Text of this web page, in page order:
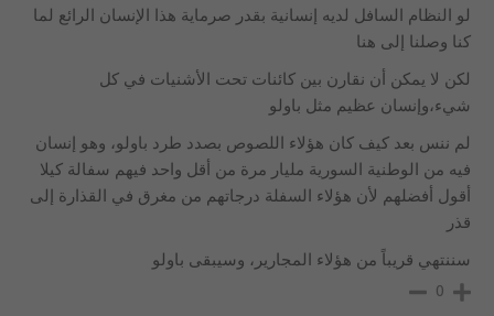
لو النظام السافل لديه إنسانية بقدر صرماية هذا الإنسان الرائع لما
كنا وصلنا إلى هنا
لكن لا يمكن أن نقارن بين كائنات تحت الأشنيات في كل
شيء،وإنسان عظيم مثل باولو
لم ننس بعد كيف كان هؤلاء اللصوص بصدد طرد باولو، وهو إنسان
فيه من الوطنية السورية مليار مرة من أقل واحد فيهم سفالة كيلا
أقول أفضلهم لأن هؤلاء السفلة درجاتهم من مغرق في القذارة إلى
قذر
سننتهي قريباً من هؤلاء المجارير، وسيبقى باولو
0